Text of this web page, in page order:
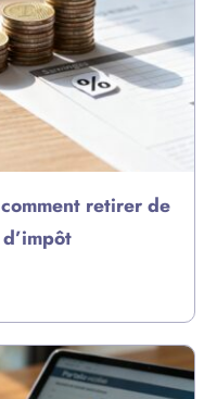
retirer de